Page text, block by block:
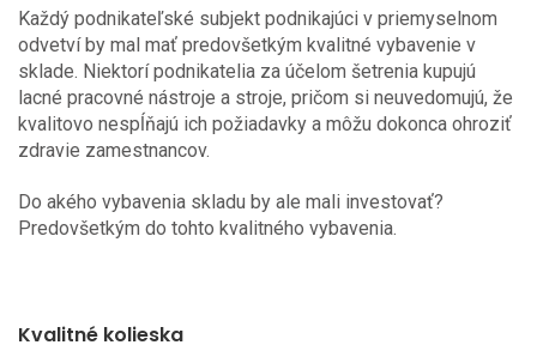
Každý podnikateľské subjekt podnikajúci v priemyselnom
odvetví by mal mať predovšetkým kvalitné vybavenie v
sklade. Niektorí podnikatelia za účelom šetrenia kupujú
lacné pracovné nástroje a stroje, pričom si neuvedomujú, že
kvalitovo nespĺňajú ich požiadavky a môžu dokonca ohroziť
zdravie zamestnancov.
Do akého vybavenia skladu by ale mali investovať?
Predovšetkým do tohto kvalitného vybavenia.
Kvalitné kolieska